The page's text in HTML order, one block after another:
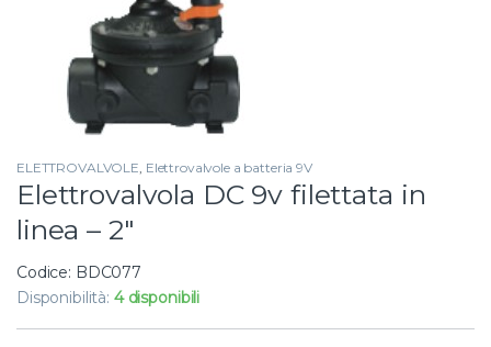
ELETTROVALVOLE, Elettrovalvole a batteria 9V
Elettrovalvola DC 9v filettata in
linea – 2″
Codice: BDC077
Disponibilità: 4 disponibili